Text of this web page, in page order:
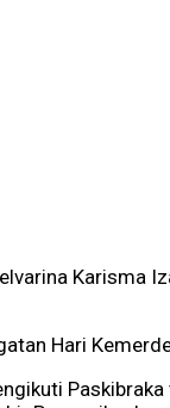
Karisma
Hari